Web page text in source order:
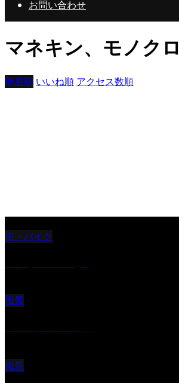
お問い合わせ
マネキン、モノクロ
新着順 いいね順 アクセス数順
車・バイク
風景
風景